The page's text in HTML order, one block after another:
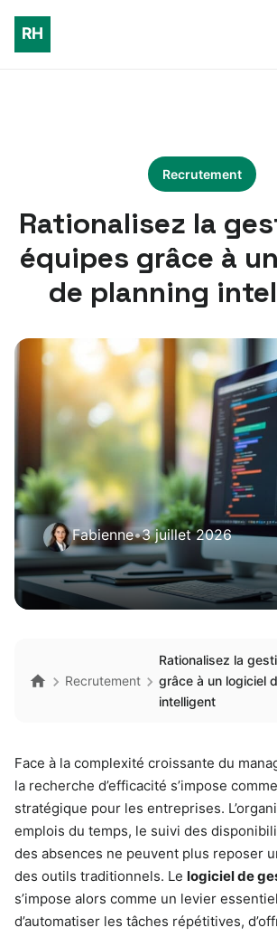
Recrutement
Rationalisez la
équipes grâce à
de planning
Fabienne•3 juillet 2026
Recrutement
Rationalisez la
grâce à un logiciel
intelligent
Face à la complexité croissante du
la recherche d’efficacité s’impose
stratégique pour les entreprises.
emplois du temps, le suivi des
des absences ne peuvent plus reposer
des outils traditionnels. Le logiciel de
s’impose alors comme un levier
d’automatiser les tâches répétitives,